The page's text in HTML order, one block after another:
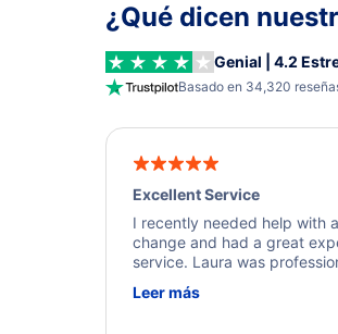
¿Qué dicen
Genial | 4.2
Basado en 34,320
Excellent Service
I recently needed help with
change and had a great
service. Laura was
a solution and kept me
Leer más